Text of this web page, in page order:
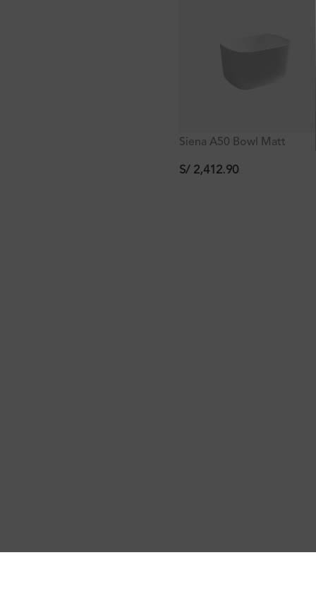
Siena A50 Bowl Matt
S/ 2,412.90